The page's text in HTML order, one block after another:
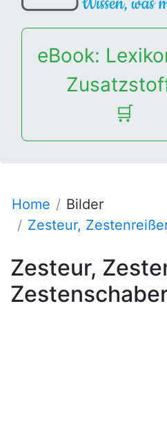
eBook:
🛒
Home
Bilder
Zesteur,
Zesteur,